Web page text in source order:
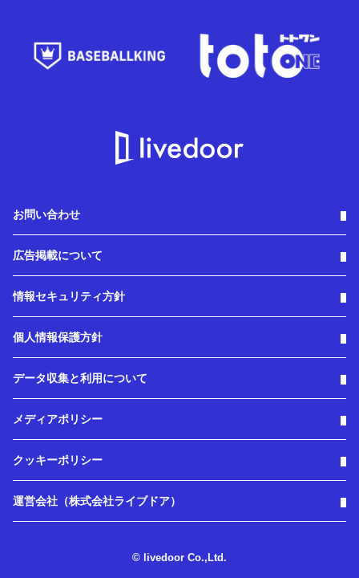
お問い合わせ
広告掲載について
情報セキュリティ方針
個人情報保護方針
データ収集と利用について
メディアポリシー
クッキーポリシー
運営会社（株式会社ライブドア）
© livedoor Co.,Ltd.